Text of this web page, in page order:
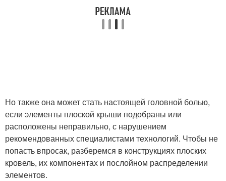
Но также она может стать настоящей головной болью,
если элементы плоской крыши подобраны или
расположены неправильно, с нарушением
рекомендованных специалистами технологий. Чтобы не
попасть впросак, разберемся в конструкциях плоских
кровель, их компонентах и послойном распределении
элементов.